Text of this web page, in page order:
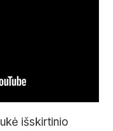
išskirtinio